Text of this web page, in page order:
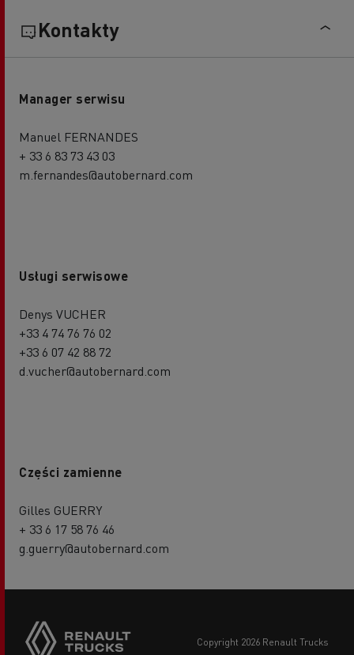
Kontakty
Manager serwisu
Manuel FERNANDES
+ 33 6 83 73 43 03
m.fernandes@autobernard.com
Usługi serwisowe
Denys VUCHER
+33 4 74 76 76 02
+33 6 07 42 88 72
d.vucher@autobernard.com
Części zamienne
Gilles GUERRY
+ 33 6 17 58 76 46
g.guerry@autobernard.com
copyright 2026 Renault Trucks